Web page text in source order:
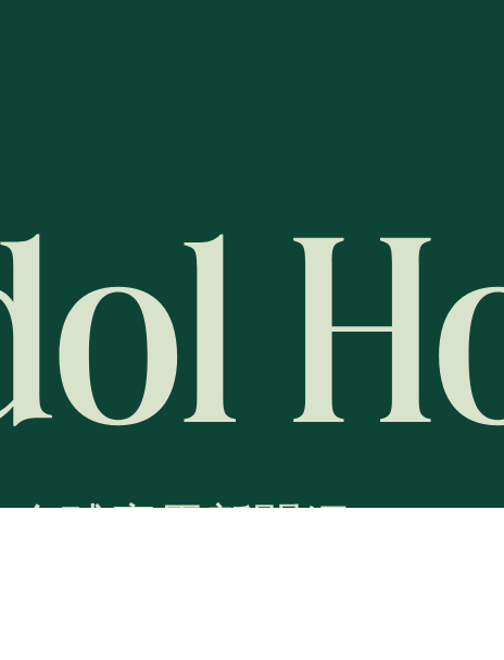
全球賽馬新聞網